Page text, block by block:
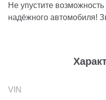
Не упустите
надёжного автомобиля!